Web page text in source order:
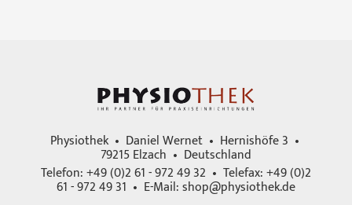
Physiothek • Daniel Wernet • Hernishöfe 3 •
79215 Elzach • Deutschland
Telefon: +49 (0)2 61 - 972 49 32 • Telefax: +49 (0)2
61 - 972 49 31 • E-Mail:shop@physiothek.de